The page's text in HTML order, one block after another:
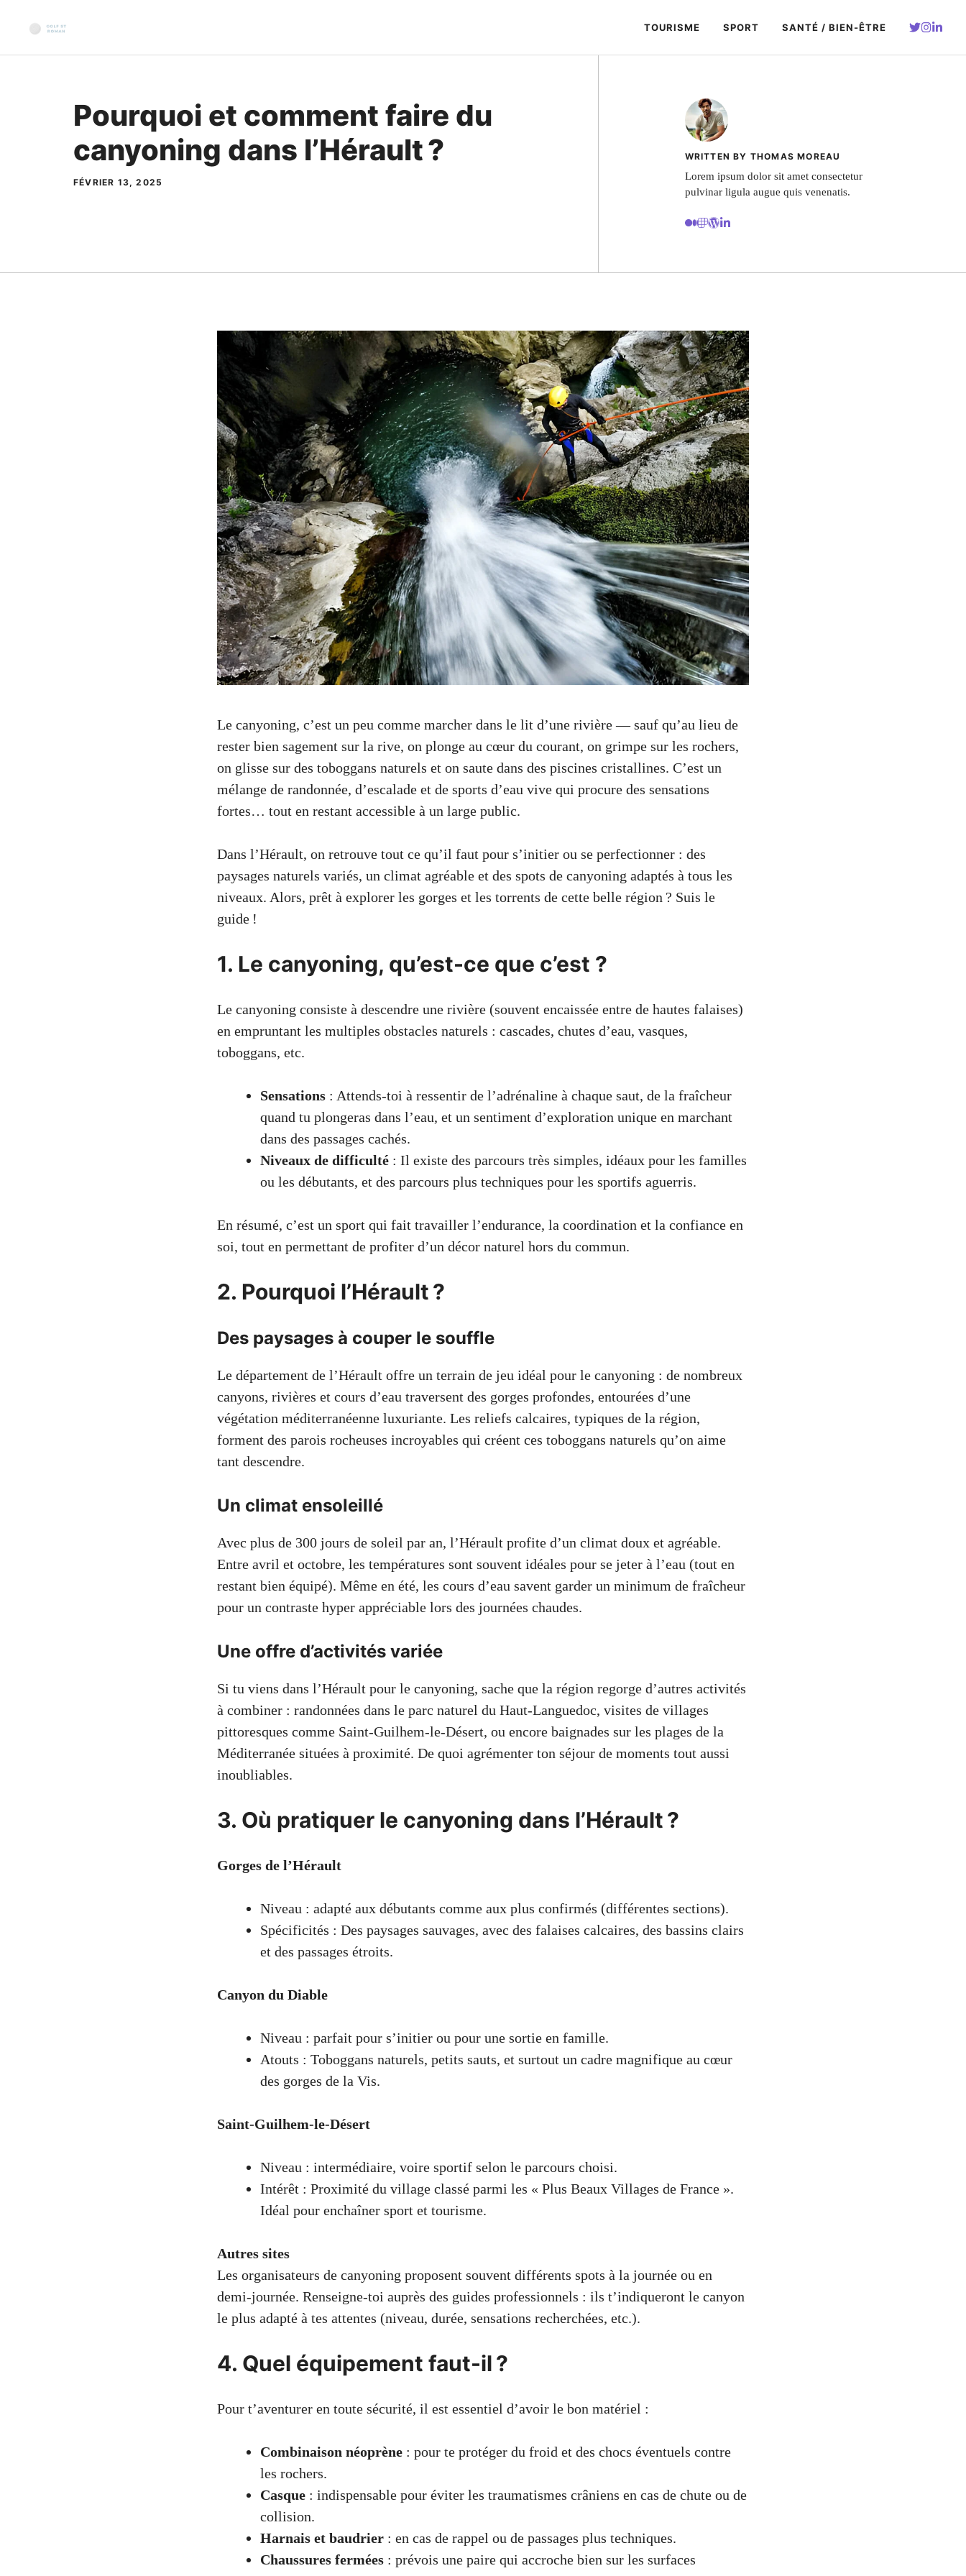
contenu
TOURISME SPORT SANTÉ / BIEN-ÊTRE
Pourquoi et comment faire du
canyoning dans l’Hérault ?
FÉVRIER 13, 2025
WRITTEN BY THOMAS MOREAU
Lorem ipsum dolor sit amet consectetur
pulvinar ligula augue quis venenatis.
Le canyoning, c’est un peu comme marcher dans le lit d’une rivière — sauf qu’au lieu de
rester bien sagement sur la rive, on plonge au cœur du courant, on grimpe sur les rochers,
on glisse sur des toboggans naturels et on saute dans des piscines cristallines. C’est un
mélange de randonnée, d’escalade et de sports d’eau vive qui procure des sensations
fortes… tout en restant accessible à un large public.
Dans l’Hérault, on retrouve tout ce qu’il faut pour s’initier ou se perfectionner : des
paysages naturels variés, un climat agréable et des spots de canyoning adaptés à tous les
niveaux. Alors, prêt à explorer les gorges et les torrents de cette belle région ? Suis le
guide !
1. Le canyoning, qu’est-ce que c’est ?
Le canyoning consiste à descendre une rivière (souvent encaissée entre de hautes falaises)
en empruntant les multiples obstacles naturels : cascades, chutes d’eau, vasques,
toboggans, etc.
Sensations : Attends-toi à ressentir de l’adrénaline à chaque saut, de la fraîcheur
quand tu plongeras dans l’eau, et un sentiment d’exploration unique en marchant
dans des passages cachés.
Niveaux de difficulté : Il existe des parcours très simples, idéaux pour les familles
ou les débutants, et des parcours plus techniques pour les sportifs aguerris.
En résumé, c’est un sport qui fait travailler l’endurance, la coordination et la confiance en
soi, tout en permettant de profiter d’un décor naturel hors du commun.
2. Pourquoi l’Hérault ?
Des paysages à couper le souffle
Le département de l’Hérault offre un terrain de jeu idéal pour le canyoning : de nombreux
canyons, rivières et cours d’eau traversent des gorges profondes, entourées d’une
végétation méditerranéenne luxuriante. Les reliefs calcaires, typiques de la région,
forment des parois rocheuses incroyables qui créent ces toboggans naturels qu’on aime
tant descendre.
Un climat ensoleillé
Avec plus de 300 jours de soleil par an, l’Hérault profite d’un climat doux et agréable.
Entre avril et octobre, les températures sont souvent idéales pour se jeter à l’eau (tout en
restant bien équipé). Même en été, les cours d’eau savent garder un minimum de fraîcheur
pour un contraste hyper appréciable lors des journées chaudes.
Une offre d’activités variée
Si tu viens dans l’Hérault pour le canyoning, sache que la région regorge d’autres activités
à combiner : randonnées dans le parc naturel du Haut-Languedoc, visites de villages
pittoresques comme Saint-Guilhem-le-Désert, ou encore baignades sur les plages de la
Méditerranée situées à proximité. De quoi agrémenter ton séjour de moments tout aussi
inoubliables.
3. Où pratiquer le canyoning dans l’Hérault ?
Gorges de l’Hérault
Niveau : adapté aux débutants comme aux plus confirmés (différentes sections).
Spécificités : Des paysages sauvages, avec des falaises calcaires, des bassins clairs
et des passages étroits.
Canyon du Diable
Niveau : parfait pour s’initier ou pour une sortie en famille.
Atouts : Toboggans naturels, petits sauts, et surtout un cadre magnifique au cœur
des gorges de la Vis.
Saint-Guilhem-le-Désert
Niveau : intermédiaire, voire sportif selon le parcours choisi.
Intérêt : Proximité du village classé parmi les « Plus Beaux Villages de France ».
Idéal pour enchaîner sport et tourisme.
Autres sites
Les organisateurs de canyoning proposent souvent différents spots à la journée ou en
demi-journée. Renseigne-toi auprès des guides professionnels : ils t’indiqueront le canyon
le plus adapté à tes attentes (niveau, durée, sensations recherchées, etc.).
4. Quel équipement faut-il ?
Pour t’aventurer en toute sécurité, il est essentiel d’avoir le bon matériel :
Combinaison néoprène : pour te protéger du froid et des chocs éventuels contre
les rochers.
Casque : indispensable pour éviter les traumatismes crâniens en cas de chute ou de
collision.
Harnais et baudrier : en cas de rappel ou de passages plus techniques.
Chaussures fermées : prévois une paire qui accroche bien sur les surfaces